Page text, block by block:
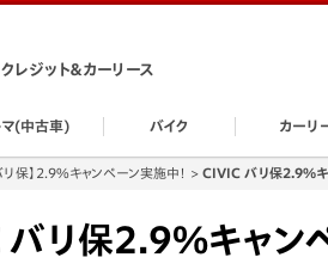
クレジット＆カーリース
マ(中古車) バイク カーリ
リ保】2.9%キャンペーン実施中！ CIVIC バリ保2.9%キ
リ保2.9%キャン